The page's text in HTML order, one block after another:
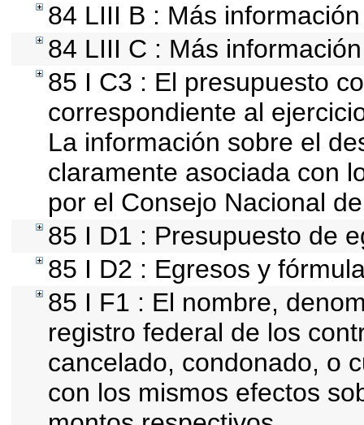
84 LIII B : Más
84 LIII C : Más
85 I C3 : El presupuesto
correspondiente al
La información sobre el
claramente asociada con
por el Consejo Nacional
85 I D1 : Presupuesto de
85 I D2 : Egresos y
85 I F1 : El nombre,
registro federal de los
cancelado, condonado, o
con los mismos efectos